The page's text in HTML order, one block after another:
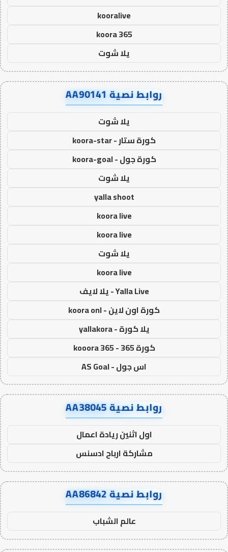
kooralive
koora 365
يلا شوت
روابط نصية AA90141
يلا شوت
كورة ستار - koora-star
كورة جول - koora-goal
يلا شوت
yalla shoot
koora live
koora live
يلا شوت
koora live
Yalla Live - يلا لايف
كورة اون لاين - koora onl
يلا كورة - yallakora
كورة 365 - kooora 365
اس جول - AS Goal
روابط نصية AA38045
اول اثنين ريادة اعمال
مشاركة ارباح ادسنس
روابط نصية AA86842
عالم الشباب